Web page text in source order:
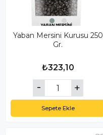
Yaban Mersini Kurusu 250
Gr.
₺323,10
Sepete Ekle